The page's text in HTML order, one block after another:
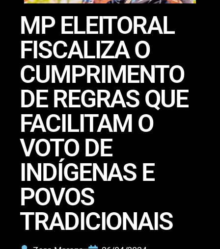
MP ELEITORAL
FISCALIZA O
CUMPRIMENTO
DE REGRAS QUE
FACILITAM O
VOTO DE
INDÍGENAS E
POVOS
TRADICIONAIS